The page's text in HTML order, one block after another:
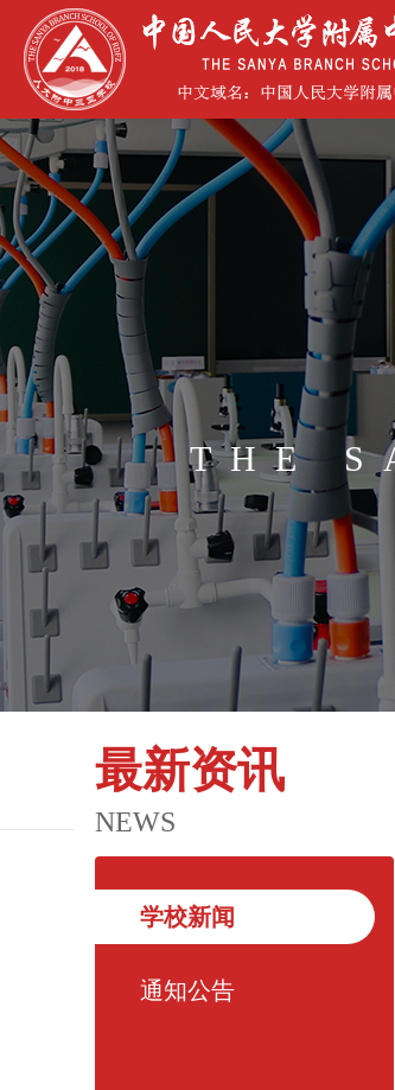
THE
最新资讯
NEWS
学校新闻
通知公告